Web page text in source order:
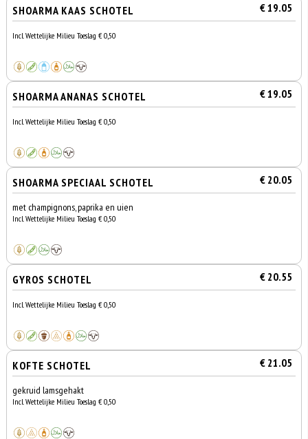
SHOARMA KAAS SCHOTEL € 19.05
Incl. Wettelijke Milieu Toeslag € 0,50
SHOARMA ANANAS SCHOTEL € 19.05
Incl. Wettelijke Milieu Toeslag € 0,50
SHOARMA SPECIAAL SCHOTEL € 20.05
met champignons, paprika en uien
Incl. Wettelijke Milieu Toeslag € 0,50
GYROS SCHOTEL € 20.55
Incl. Wettelijke Milieu Toeslag € 0,50
KOFTE SCHOTEL € 21.05
gekruid lamsgehakt
Incl. Wettelijke Milieu Toeslag € 0,50